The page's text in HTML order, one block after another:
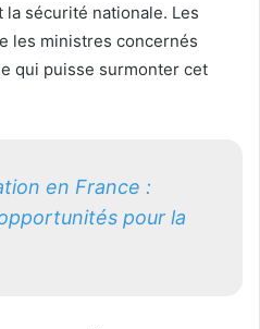
la sécurité nationale. Les
les ministres concernés
qui puisse surmonter cet
en France :
pour la